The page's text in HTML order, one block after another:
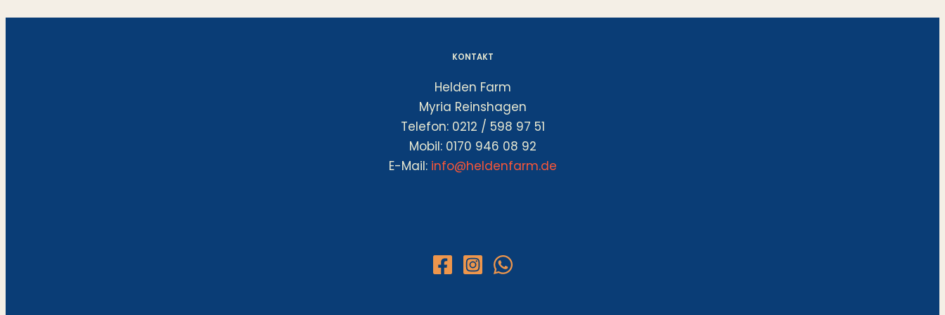
KONTAKT
Helden Farm
Myria Reinshagen
Telefon: 0212 / 598 97 51
Mobil: 0170 946 08 92
E-Mail: info@heldenfarm.de